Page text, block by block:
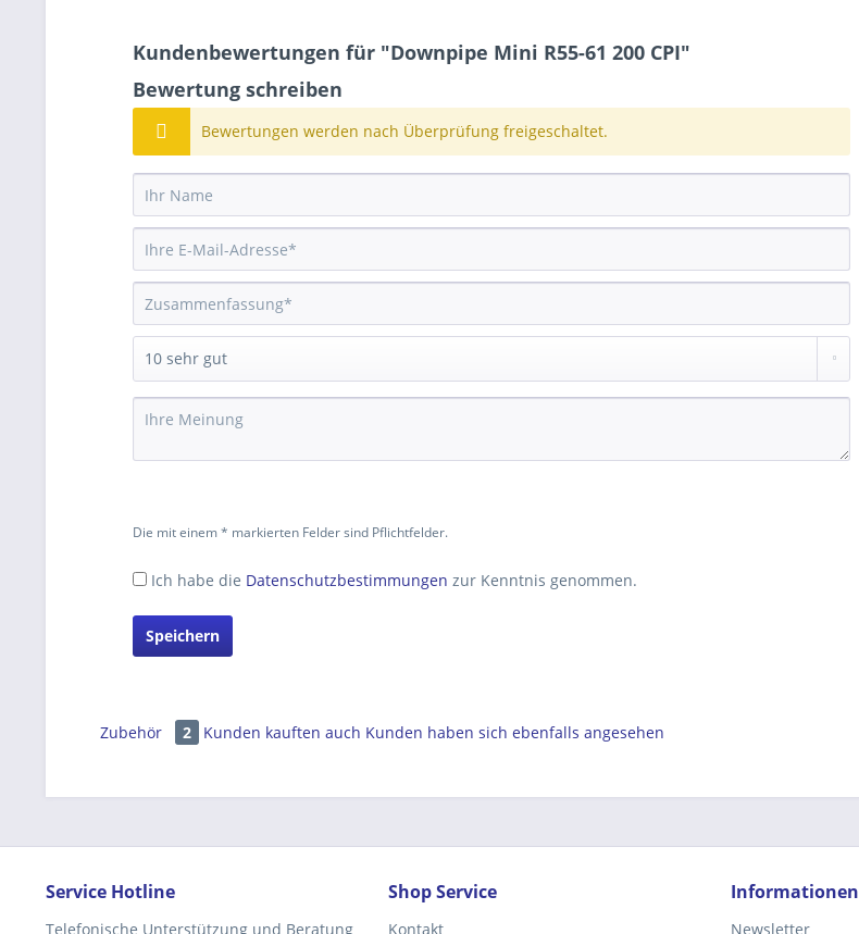
Kundenbewertungen für "Downpipe Mini R55-61 200 CPI"
Bewertung schreiben
Bewertungen werden nach Überprüfung freigeschaltet.
Die mit einem * markierten Felder sind Pflichtfelder.
Ich habe die Datenschutzbestimmungen zur Kenntnis genommen.
Speichern
Zubehör 2 Kunden kauften auch Kunden haben sich ebenfalls angesehen
Service Hotline
Telefonische Unterstützung und Beratung
Shop Service
Kontakt
Informationen
Newsletter